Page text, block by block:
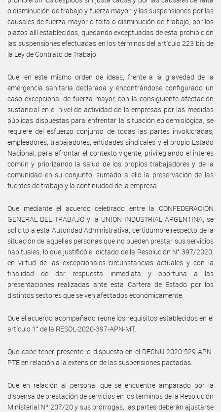
o disminución de trabajo y fuerza mayor, y las suspensiones por las
causales de fuerza mayor o falta o disminución de trabajo, por los
plazos allí establecidos, quedando exceptuadas de esta prohibición
las suspensiones efectuadas en los términos del artículo 223 bis de
la Ley de Contrato de Trabajo.
Que, en este mismo orden de ideas, frente a la gravedad de la
emergencia sanitaria declarada y encontrándose configurado un
caso excepcional de fuerza mayor, con la consiguiente afectación
sustancial en el nivel de actividad de la empresas por las medidas
públicas dispuestas para enfrentar la situación epidemiológica, se
requiere del esfuerzo conjunto de todas las partes involucradas,
empleadores, trabajadores, entidades sindicales y el propio Estado
Nacional, para afrontar el contexto vigente, privilegiando el interés
común y priorizando la salud de los propios trabajadores y de la
comunidad en su conjunto, sumado a ello la preservación de las
fuentes de trabajo y la continuidad de la empresa.
Que mediante el acuerdo celebrado entre la CONFEDERACIÓN
GENERAL DEL TRABAJO y la UNIÓN INDUSTRIAL ARGENTINA, se
solicitó a esta Autoridad Administrativa, certidumbre respecto de la
situación de aquellas personas que no pueden prestar sus servicios
habituales, lo que justificó el dictado de la Resolución N° 397/2020,
en virtud de las excepcionales circunstancias actuales y con la
finalidad de dar respuesta inmediata y oportuna a las
presentaciones realizadas ante esta Cartera de Estado por los
distintos sectores que se ven afectados económicamente.
Que el acuerdo acompañado reúne los requisitos establecidos en el
artículo 1° de la RESOL-2020-397-APN-MT.
Que cabe tener presente lo dispuesto en el DECNU-2020-529-APN-
PTE en relación a la extensión de las suspensiones pactadas.
Que en relación al personal que se encuentre amparado por la
dispensa de prestación de servicios en los términos de la Resolución
Ministerial Nº 207/20 y sus prórrogas, las partes deberán ajustarse